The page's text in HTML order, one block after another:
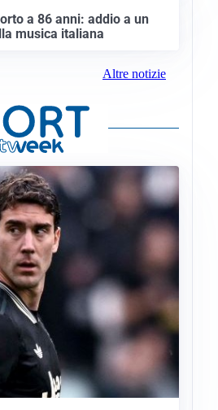
a 86 anni: addio a un
musica italiana
Altre notizie